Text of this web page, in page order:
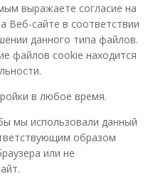
выражаете согласие на
Веб-сайте в соответствии
данного типа файлов.
файлов cookie находится
в любое время.
мы использовали данный
образом
или не